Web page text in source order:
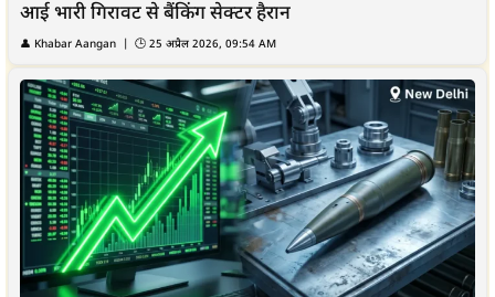
आई भारी गिरावट से बैंकिंग सेक्टर हैरान
👤 Khabar Aangan | 🕒 25 अप्रैल 2026, 09:54 AM